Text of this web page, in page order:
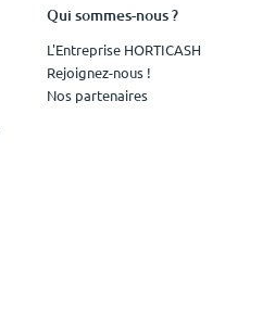
Qui sommes-nous ?
L'Entreprise HORTICASH
Rejoignez-nous !
Nos partenaires